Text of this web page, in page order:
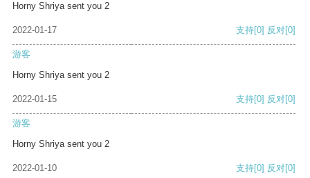
Horny Shriya sent you 2
2022-01-17 支持[0] 反对[0]
游客
Horny Shriya sent you 2
2022-01-15 支持[0] 反对[0]
游客
Horny Shriya sent you 2
2022-01-10 支持[0] 反对[0]